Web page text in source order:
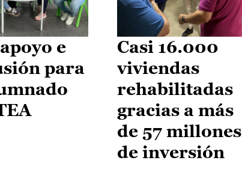
e
para
Casi 16.000
viviendas
rehabilitadas
gracias a más
de 57 millones
de inversión